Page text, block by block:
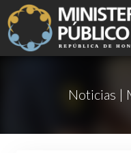
Noticias |